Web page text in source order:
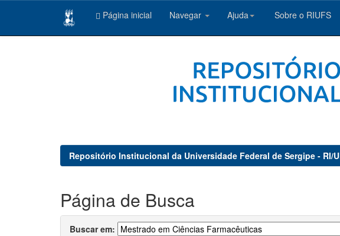
Página inicial Navegar Ajuda Sobre o RIUFS
Repositório Institucional da Universidade Federal de Sergipe - RI/
Página de Busca
Buscar em: